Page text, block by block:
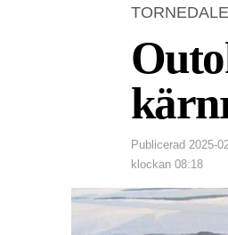
Publicerad 2025-
klockan 08:18